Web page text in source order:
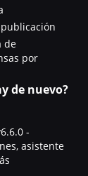
de
por
de nuevo?
-
asistente